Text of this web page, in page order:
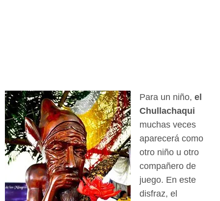
Para un niño, el
Chullachaqui
muchas veces
aparecerá como
otro niño u otro
compañero de
juego. En este
disfraz, el